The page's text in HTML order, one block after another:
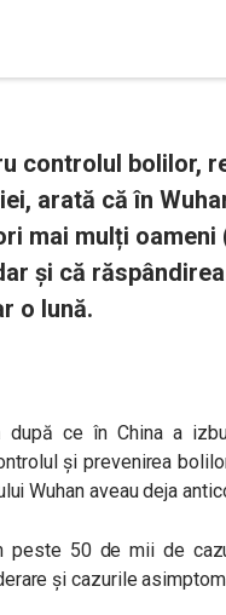
controlul bolilor,
arată că în
mai mulți oameni
și că
o lună.
ce în China a
și prevenirea
Wuhan aveau deja
50 de mii de
și cazurile